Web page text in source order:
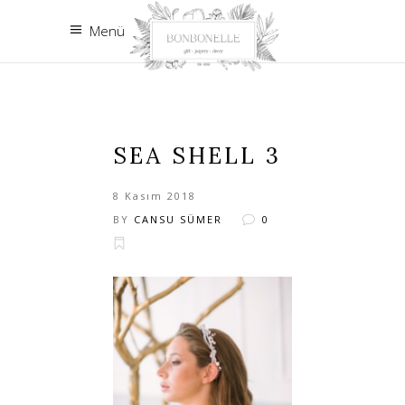
Menü
SEA SHELL 3
8 Kasım 2018
BY CANSU SÜMER 0